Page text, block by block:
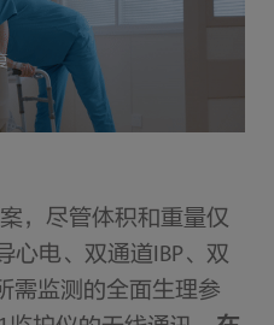
，尽管体积和重量仅
心电、双通道IBP、双
需监测的全面生理参